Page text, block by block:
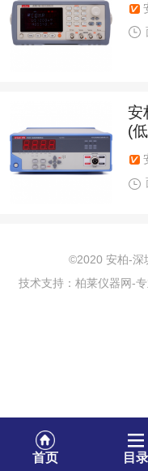
安
(
©2020 安柏-深
技术支持：柏莱仪器网-
首页 目录